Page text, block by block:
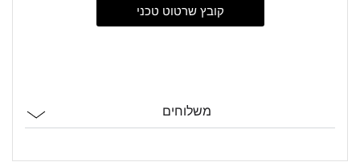
קובץ שרטוט טכני
משלוחים